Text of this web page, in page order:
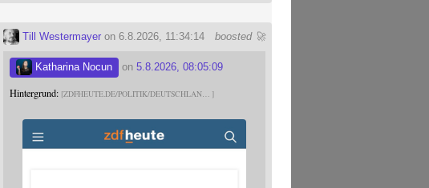
boosted 🚀
Till Westermayer on 6.8.2026, 11:34:14
Katharina Nocun on5.8.2026, 08:05:09
Hintergrund: ZDFHEUTE.DE/POLITIK/DEUTSCHLAN